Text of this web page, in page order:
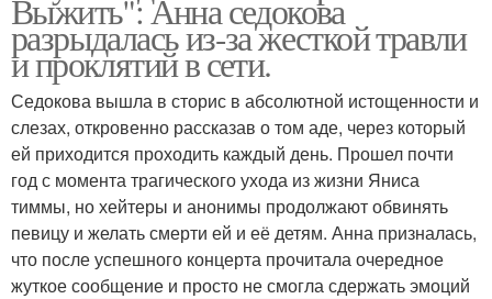
Выжить": Анна седокова
разрыдалась из-за жесткой травли
и проклятий в сети.
Седокова вышла в сторис в абсолютной истощенности и
слезах, откровенно рассказав о том аде, через который
ей приходится проходить каждый день. Прошел почти
год с момента трагического ухода из жизни Яниса
тиммы, но хейтеры и анонимы продолжают обвинять
певицу и желать смерти ей и её детям. Анна призналась,
что после успешного концерта прочитала очередное
жуткое сообщение и просто не смогла сдержать эмоций